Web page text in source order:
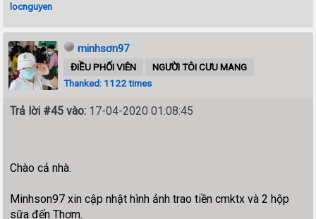
locnguyen
minhsơn97
ĐIỀU PHỐI VIÊN
NGƯỜI TÔI CƯU MANG
Thanked: 1122 times
Trả lời #45 vào: 17-04-2020 01:08:45
Chào cả nhà.
Minhson97 xin cập nhật hình ảnh trao tiền cmktx và 2 hộp
sữa đến Thơm.